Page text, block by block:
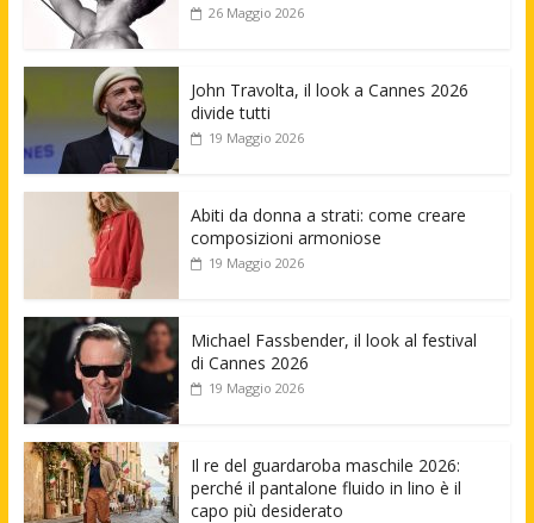
26 Maggio 2026
John Travolta, il look a Cannes 2026
divide tutti
19 Maggio 2026
Abiti da donna a strati: come creare
composizioni armoniose
19 Maggio 2026
Michael Fassbender, il look al festival
di Cannes 2026
19 Maggio 2026
Il re del guardaroba maschile 2026:
perché il pantalone fluido in lino è il
capo più desiderato